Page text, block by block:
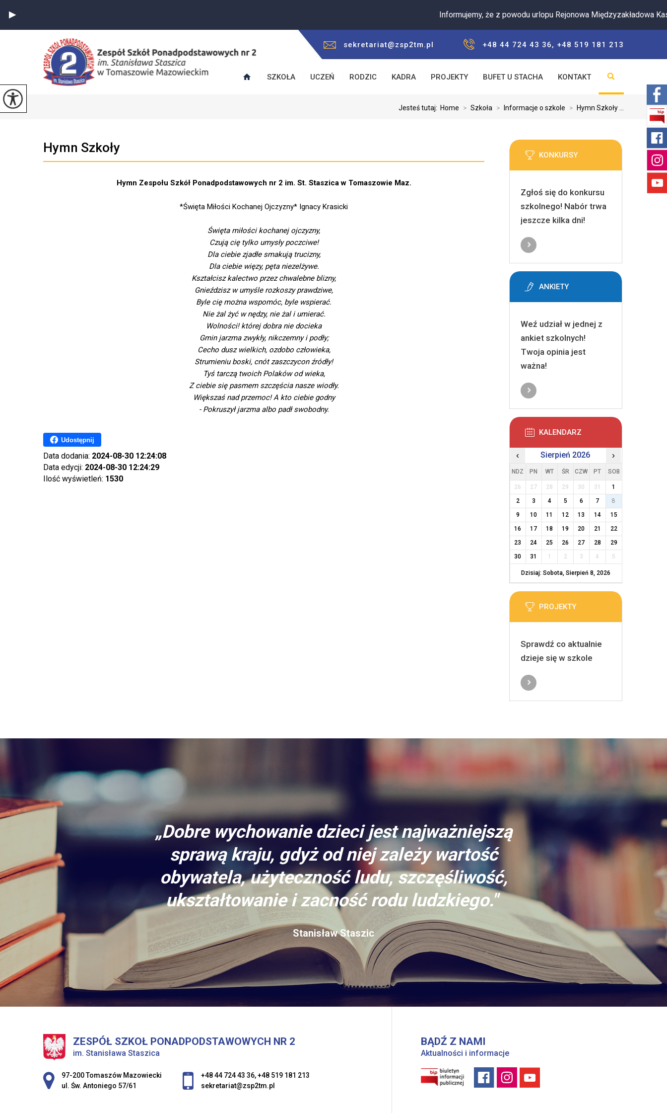
Informujemy, że z powodu urlopu Rejonowa Międzyzakładowa Kasa
sekretariat@zsp2tm.pl +48 44 724 43 36, +48 519 181 213
SZKOŁA UCZEŃ RODZIC KADRA PROJEKTY BUFET U STACHA KONTAKT
Jesteś tutaj: Home > Szkoła > Informacje o szkole > Hymn Szkoły ...
Hymn Szkoły
Hymn Zespołu Szkół Ponadpodstawowych nr 2 im. St. Staszica w Tomaszowie Maz.
*Święta Miłości Kochanej Ojczyzny* Ignacy Krasicki
Święta miłości kochanej ojczyzny,
Czują cię tylko umysły poczciwe!
Dla ciebie zjadłe smakują trucizny,
Dla ciebie więzy, pęta niezelżywe.
Kształcisz kalectwo przez chwalebne blizny,
Gnieździsz w umyśle rozkoszy prawdziwe,
Byle cię można wspomóc, byle wspierać.
Nie żal żyć w nędzy, nie żal i umierać.
Wolności! której dobra nie docieka
Gmin jarzma zwykły, nikczemny i podły;
Cecho dusz wielkich, ozdobo człowieka,
Strumieniu boski, cnót zaszczycon źródły!
Tyś tarczą twoich Polaków od wieka,
Z ciebie się pasmem szczęścia nasze wiodły.
Większaś nad przemoc! A kto ciebie godny
- Pokruszył jarzma albo padł swobodny.
Udostępnij
Data dodania: 2024-08-30 12:24:08
Data edycji: 2024-08-30 12:24:29
Ilość wyświetleń: 1530
KONKURSY
Zgłoś się do konkursu
szkolnego! Nabór trwa
jeszcze kilka dni!
ANKIETY
Weź udział w jednej z
ankiet szkolnych!
Twoja opinia jest
ważna!
KALENDARZ
‹ Sierpień 2026 ›
NDZ PN WT ŚR CZW PT SOB
26 27 28 29 30 31
1
2
3 4 5 6 7
8
9
10 11 12 13 14
15
16
17 18 19 20 21
22
23
24 25 26 27 28
29
30
31 1 2 3 4 5
Dzisiaj: Sobota, Sierpień 8, 2026
PROJEKTY
Sprawdź co aktualnie
dzieje się w szkole
„Dobre wychowanie dzieci jest najważniejszą
sprawą kraju, gdyż od niej zależy wartość
obywatela, użyteczność ludu, szczęśliwość,
ukształtowanie i zacność rodu ludzkiego."
Stanisław Staszic
ZESPÓŁ SZKOŁ PONADPODSTAWOWYCH NR 2
im. Stanisława Staszica
Adres pocztowy:
97-200 Tomaszów Mazowiecki
ul. Św. Antoniego 57/61
+48 44 724 43 36,+48 519 181 213
sekretariat@zsp2tm.pl
BĄDŹ Z NAMI
Aktualności i informacje